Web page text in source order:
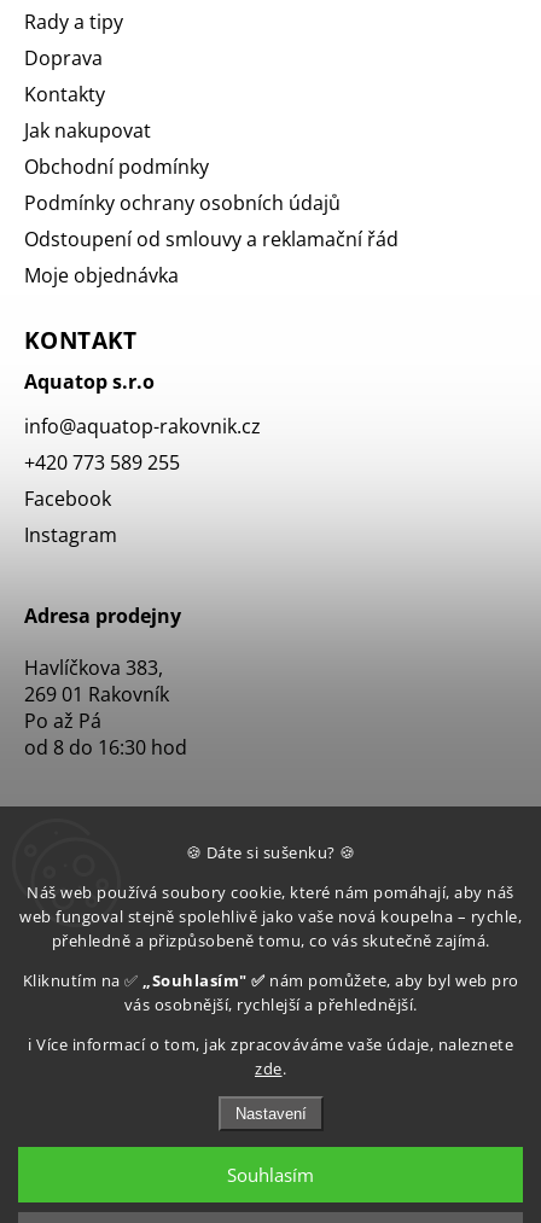
🍪 Dáte si sušenku? 🍪
Náš web používá soubory cookie, které nám pomáhají, aby náš
web fungoval stejně spolehlivě jako vaše nová koupelna – rychle,
přehledně a přizpůsobeně tomu, co vás skutečně zajímá.
Kliknutím na ✅ „Souhlasím" ✅ nám pomůžete, aby byl web pro
vás osobnější, rychlejší a přehlednější.
ℹ️ Více informací o tom, jak zpracováváme vaše údaje, naleznete
zde.
Nastavení
Souhlasím
Rady a tipy
Doprava
Kontakty
Jak nakupovat
Obchodní podmínky
Podmínky ochrany osobních údajů
Odstoupení od smlouvy a reklamační řád
Moje objednávka
KONTAKT
Aquatop s.r.o
info@aquatop-rakovnik.cz
+420 773 589 255
Facebook
Instagram
Adresa prodejny
Havlíčkova 383,
269 01 Rakovník
Po až Pá
od 8 do 16:30 hod
Upravit nastavení cookies